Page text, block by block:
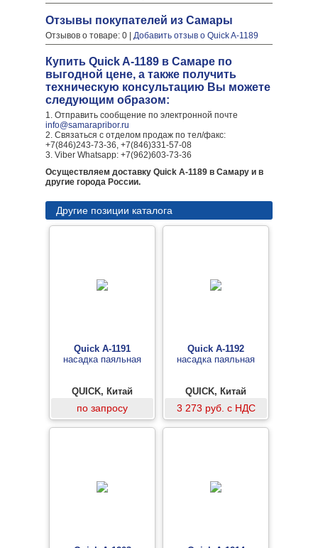
Отзывы покупателей из Самары
Отзывов о товаре: 0 | Добавить отзыв о Quick A-1189
Купить Quick A-1189 в Самаре по
выгодной цене, а также получить
техническую консультацию Вы можете
следующим образом:
1. Отправить сообщение по электронной почте
info@samarapribor.ru
2. Связаться с отделом продаж по тел/факс:
+7(846)243-73-36, +7(846)331-57-08
3. Viber Whatsapp: +7(962)603-73-36
Осуществляем доставку Quick A-1189 в Самару и в
другие города России.
Другие позиции каталога
Quick A-1191
насадка паяльная
QUICK, Китай
по запросу
Quick A-1192
насадка паяльная
QUICK, Китай
3 273 руб. с НДС